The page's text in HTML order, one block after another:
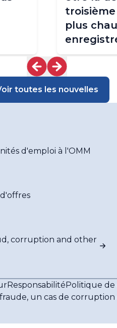
plus
contexte
tendance
toutes les nouvelles
d'emploi à l'OMM
corruption and other
ResponsabilitéPolitique
un cas de